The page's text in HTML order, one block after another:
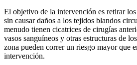
El objetivo de la intervención es retirar
sin causar daños a los tejidos blandos
menudo tienen cicatrices de cirugías
vasos sanguíneos y otras estructuras de
zona pueden correr un riesgo mayor que
intervención.